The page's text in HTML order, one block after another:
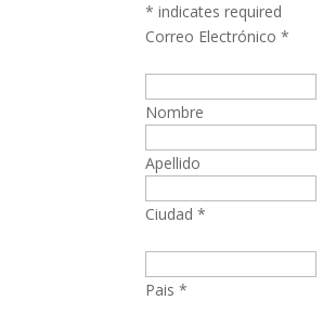
* indicates required
Correo Electrónico *
Nombre
Apellido
Ciudad *
Pais *